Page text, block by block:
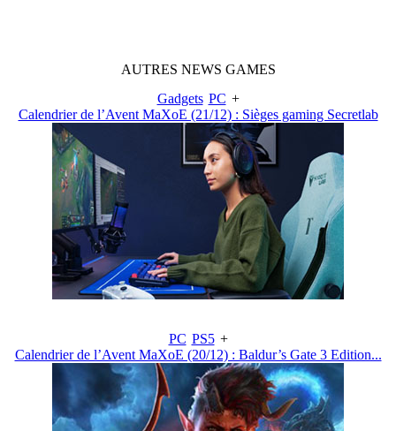
AUTRES NEWS GAMES
Gadgets PC +
Calendrier de l’Avent MaXoE (21/12) : Sièges gaming Secretlab
PC PS5 +
Calendrier de l’Avent MaXoE (20/12) : Baldur’s Gate 3 Edition...